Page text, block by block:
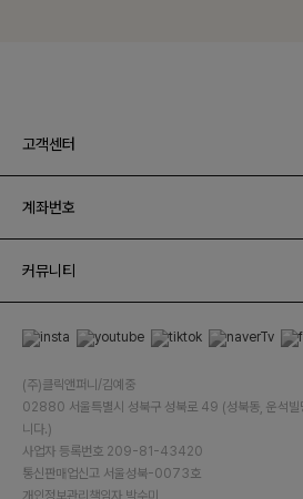
고객센터
계좌번호
커뮤니티
(주)클릭앤퍼니/김예중
02880 서울특별시 성북구 성북로 49 (성북동, 운석빌
니다.)
사업자 등록번호 209-81-43420
통신판매업신고 서울성북-0073호
개인정보관리책임자 박수미